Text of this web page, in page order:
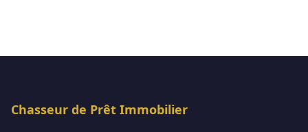
Chasseur de Prêt Immobilier